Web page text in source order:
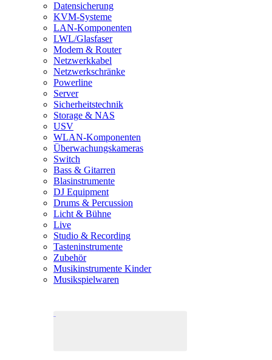
Datensicherung
KVM-Systeme
LAN-Komponenten
LWL/Glasfaser
Modem & Router
Netzwerkkabel
Netzwerkschränke
Powerline
Server
Sicherheitstechnik
Storage & NAS
USV
WLAN-Komponenten
Überwachungskameras
Switch
Bass & Gitarren
Blasinstrumente
DJ Equipment
Drums & Percussion
Licht & Bühne
Live
Studio & Recording
Tasteninstrumente
Zubehör
Musikinstrumente Kinder
Musikspielwaren